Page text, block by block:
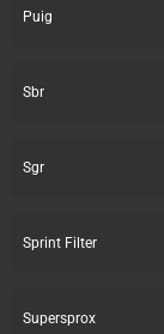
Puig
Sbr
Sgr
Sprint Filter
Supersprox